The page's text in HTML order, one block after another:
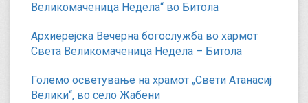
Великомаченица Недела“ во Битола
Архиерејска Вечерна богослужба во хармот
Света Великомаченица Недела – Битола
Големо осветување на храмот „Свети Атанасиј
Велики“, во село Жабени